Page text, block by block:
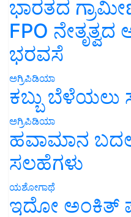
ಭಾರತದ
FPO
ಭರವಸೆ
ಅಗ್ರಿಪಿಡಿಯಾ
ಕಬ್ಬು ಬೆಳೆಯಲು
ಅಗ್ರಿಪಿಡಿಯಾ
ಹವಾಮಾನ
ಸಲಹೆಗಳು
ಯಶೋಗಾಥೆ
ಇದೋ ಅಂಕಿತ್